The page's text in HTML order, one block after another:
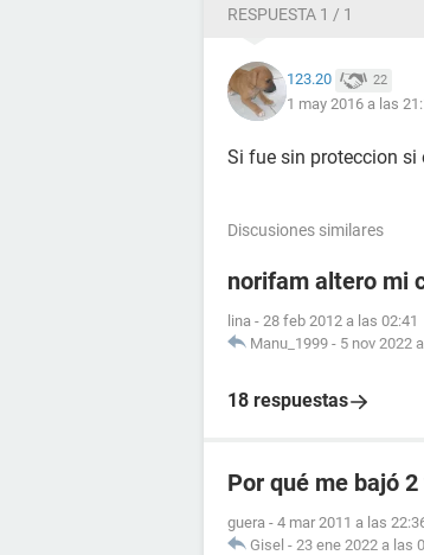
RESPUESTA 1 / 1
123.20 22
1 may 2016 a las
Si fue sin proteccion si
Discusiones similares
norifam altero mi
lina - 28 feb 2012 a las 02:41
Manu_1999 - 5 nov 2022
18 respuestas
Por qué me bajó
guera - 4 mar 2011 a las
Gisel - 23 ene 2022 a las